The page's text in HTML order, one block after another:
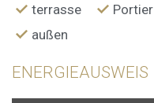
terrasse
Portier
außen
ENERGIEAUSWEIS